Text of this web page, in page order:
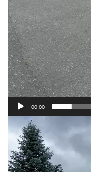
00:00
Lecteur
vidéo